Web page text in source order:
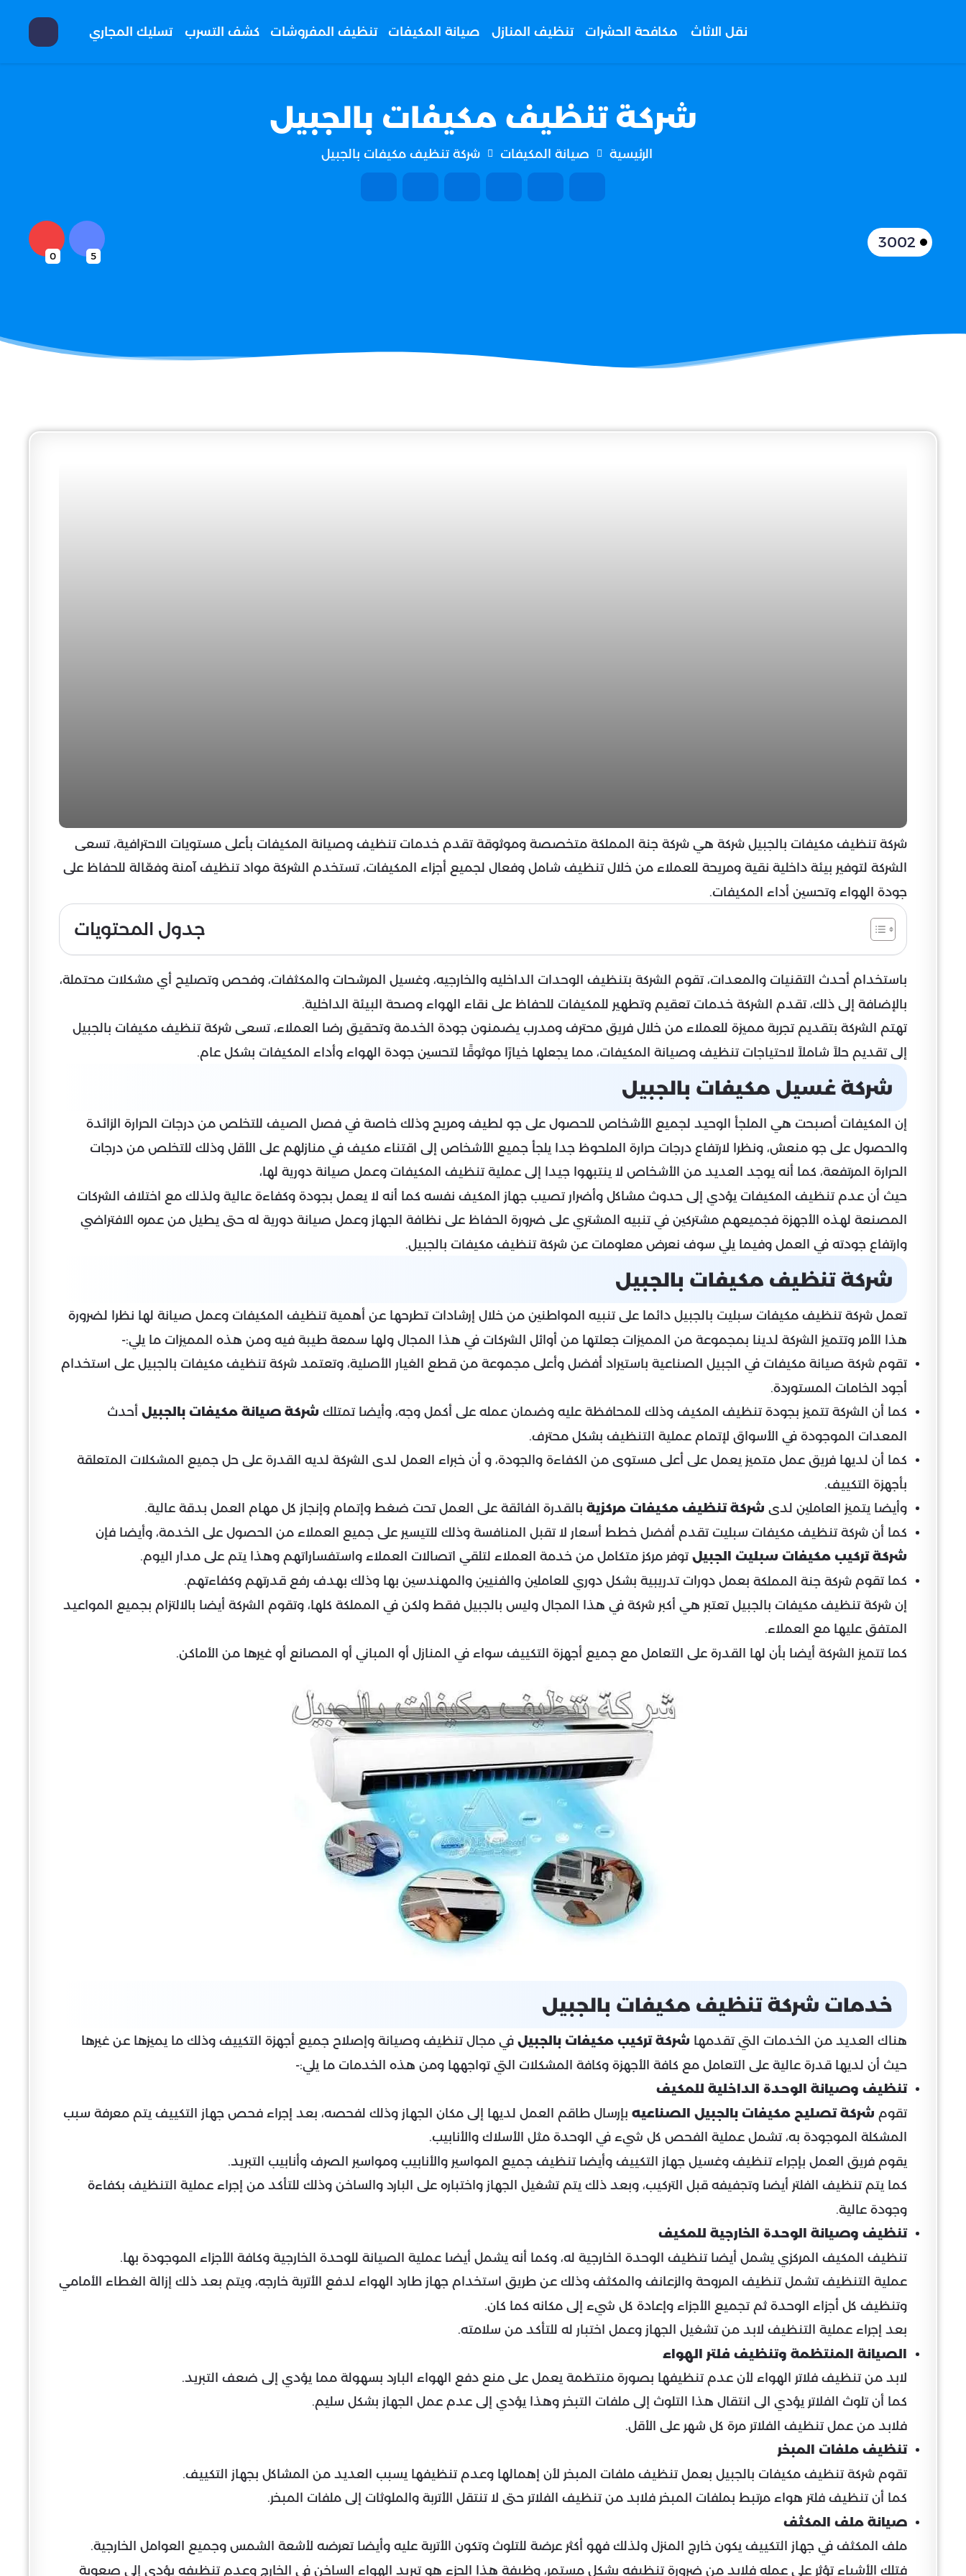
نقل الاثاث مكافحة الحشرات تنظيف المنازل صيانة المكيفات تنظيف المفروشات كشف التسرب تسليك المجاري
شركة تنظيف مكيفات بالجبيل
الرئيسية صيانة المكيفات شركة تنظيف مكيفات بالجبيل
3002
5
0
شركة تنظيف مكيفات بالجبيل شركة هي شركة جنة المملكة متخصصة وموثوقة تقدم خدمات تنظيف وصيانة المكيفات بأعلى مستويات الاحترافية، تسعى
الشركة لتوفير بيئة داخلية نقية ومريحة للعملاء من خلال تنظيف شامل وفعال لجميع أجزاء المكيفات، تستخدم الشركة مواد تنظيف آمنة وفعّالة للحفاظ على
جودة الهواء وتحسين أداء المكيفات.
جدول المحتويات
باستخدام أحدث التقنيات والمعدات، تقوم الشركة بتنظيف الوحدات الداخليه والخارجيه، وغسيل المرشحات والمكثفات، وفحص وتصليح أي مشكلات محتملة،
بالإضافة إلى ذلك، تقدم الشركة خدمات تعقيم وتطهير للمكيفات للحفاظ على نقاء الهواء وصحة البيئة الداخلية.
تهتم الشركة بتقديم تجربة مميزة للعملاء من خلال فريق محترف ومدرب يضمنون جودة الخدمة وتحقيق رضا العملاء، تسعى شركة تنظيف مكيفات بالجبيل
إلى تقديم حلاً شاملاً لاحتياجات تنظيف وصيانة المكيفات، مما يجعلها خيارًا موثوقًا لتحسين جودة الهواء وأداء المكيفات بشكل عام.
شركة غسيل مكيفات بالجبيل
إن المكيفات أصبحت هي الملجأ الوحيد لجميع الأشخاص للحصول على جو لطيف ومريح وذلك خاصة في فصل الصيف للتخلص من درجات الحرارة الزائدة
والحصول على جو منعش، ونظرا لارتفاع درجات حرارة الملحوظ جدا يلجأ جميع الأشخاص إلى اقتناء مكيف في منازلهم على الأقل وذلك للتخلص من درجات
الحرارة المرتفعة، كما أنه يوجد العديد من الأشخاص لا ينتبهوا جيدا إلى عملية تنظيف المكيفات وعمل صيانة دورية لها،
حيث أن عدم تنظيف المكيفات يؤدي إلى حدوث مشاكل وأضرار تصيب جهاز المكيف نفسه كما أنه لا يعمل بجودة وكفاءة عالية ولذلك مع اختلاف الشركات
المصنعة لهذه الأجهزة فجميعهم مشتركين في تنبيه المشتري على ضرورة الحفاظ على نظافة الجهاز وعمل صيانة دورية له حتى يطيل من عمره الافتراضي
وارتفاع جودته في العمل وفيما يلي سوف نعرض معلومات عن شركة تنظيف مكيفات بالجبيل.
شركة تنظيف مكيفات بالجبيل
تعمل شركة تنظيف مكيفات سبليت بالجبيل دائما على تنبيه المواطنين من خلال إرشادات تطرحها عن أهمية تنظيف المكيفات وعمل صيانة لها نظرا لضرورة
هذا الأمر وتتميز الشركة لدينا بمجموعة من المميزات جعلتها من أوائل الشركات في هذا المجال ولها سمعة طيبة فيه ومن هذه المميزات ما يلي:-
تقوم شركة صيانة مكيفات في الجبيل الصناعية باستيراد أفضل وأعلى مجموعة من قطع الغيار الأصلية، وتعتمد شركة تنظيف مكيفات بالجبيل على استخدام
أجود الخامات المستوردة.
كما أن الشركة تتميز بجودة تنظيف المكيف وذلك للمحافظة عليه وضمان عمله على أكمل وجه، وأيضا تمتلك شركة صيانة مكيفات بالجبيل أحدث
المعدات الموجودة في الأسواق لإتمام عملية التنظيف بشكل محترف.
كما أن لديها فريق عمل متميز يعمل على أعلى مستوى من الكفاءة والجودة، و أن خبراء العمل لدى الشركة لديه القدرة على حل جميع المشكلات المتعلقة
بأجهزة التكييف.
وأيضا يتميز العاملين لدى شركة تنظيف مكيفات مركزية بالقدرة الفائقة على العمل تحت ضغط وإتمام وإنجاز كل مهام العمل بدقة عالية.
كما أن شركة تنظيف مكيفات سبليت تقدم أفضل خطط أسعار لا تقبل المنافسة وذلك للتيسير على جميع العملاء من الحصول على الخدمة، وأيضا فإن
شركة تركيب مكيفات سبليت الجبيل توفر مركز متكامل من خدمة العملاء لتلقي اتصالات العملاء واستفساراتهم وهذا يتم على مدار اليوم.
كما تقوم شركة جنة المملكة بعمل دورات تدريبية بشكل دوري للعاملين والفنيين والمهندسين بها وذلك بهدف رفع قدرتهم وكفاءتهم.
إن شركة تنظيف مكيفات بالجبيل تعتبر هي أكبر شركة في هذا المجال وليس بالجبيل فقط ولكن في المملكة كلها، وتقوم الشركة أيضا بالالتزام بجميع المواعيد
المتفق عليها مع العملاء.
كما تتميز الشركة أيضا بأن لها القدرة على التعامل مع جميع أجهزة التكييف سواء في المنازل أو المباني أو المصانع أو غيرها من الأماكن.
خدمات شركة تنظيف مكيفات بالجبيل
هناك العديد من الخدمات التي تقدمها شركة تركيب مكيفات بالجبيل في مجال تنظيف وصيانة وإصلاح جميع أجهزة التكييف وذلك ما يميزها عن غيرها
حيث أن لديها قدرة عالية على التعامل مع كافة الأجهزة وكافة المشكلات التي تواجهها ومن هذه الخدمات ما يلي:-
تنظيف وصيانة الوحدة الداخلية للمكيف
تقوم شركة تصليح مكيفات بالجبيل الصناعيه بإرسال طاقم العمل لديها إلى مكان الجهاز وذلك لفحصه، بعد إجراء فحص جهاز التكييف يتم معرفة سبب
المشكلة الموجودة به، تشمل عملية الفحص كل شيء في الوحدة مثل الأسلاك والأنابيب.
يقوم فريق العمل بإجراء تنظيف وغسيل جهاز التكييف وأيضا تنظيف جميع المواسير والأنابيب ومواسير الصرف وأنابيب التبريد.
كما يتم تنظيف الفلتر أيضا وتجفيفه قبل التركيب، وبعد ذلك يتم تشغيل الجهاز واختباره على البارد والساخن وذلك للتأكد من إجراء عملية التنظيف بكفاءة
وجودة عالية.
تنظيف وصيانة الوحدة الخارجية للمكيف
تنظيف المكيف المركزي يشمل أيضا تنظيف الوحدة الخارجية له، وكما أنه يشمل أيضا عملية الصيانة للوحدة الخارجية وكافة الأجزاء الموجودة بها.
عملية التنظيف تشمل تنظيف المروحة والزعانف والمكثف وذلك عن طريق استخدام جهاز طارد الهواء لدفع الأتربة خارجه، ويتم بعد ذلك إزالة الغطاء الأمامي
وتنظيف كل أجزاء الوحدة ثم تجميع الأجزاء وإعادة كل شيء إلى مكانه كما كان.
بعد إجراء عملية التنظيف لابد من تشغيل الجهاز وعمل اختبار له للتأكد من سلامته.
الصيانة المنتظمة وتنظيف فلتر الهواء
لابد من تنظيف فلاتر الهواء لأن عدم تنظيفها بصورة منتظمة يعمل على منع دفع الهواء البارد بسهولة مما يؤدي إلى ضعف التبريد.
كما أن تلوث الفلاتر يؤدي الى انتقال هذا التلوث إلى ملفات التبخر وهذا يؤدي إلى عدم عمل الجهاز بشكل سليم.
فلابد من عمل تنظيف الفلاتر مرة كل شهر على الأقل.
تنظيف ملفات المبخر
تقوم شركة تنظيف مكيفات بالجبيل بعمل تنظيف ملفات المبخر لأن إهمالها وعدم تنظيفها يسبب العديد من المشاكل بجهاز التكييف.
كما أن تنظيف فلتر هواء مرتبط بملفات المبخر فلابد من تنظيف الفلاتر حتى لا تنتقل الأتربة والملوثات إلى ملفات المبخر.
صيانة ملف المكثف
ملف المكثف في جهاز التكييف يكون خارج المنزل ولذلك فهو أكثر عرضة للتلوث وتكون الأتربة عليه وأيضا تعرضه لأشعة الشمس وجميع العوامل الخارجية.
فتلك الأشياء تؤثر على عمله فلابد من ضرورة تنظيفه بشكل مستمر، وظيفة هذا الجزء هو تبريد الهواء الساخن في الخارج وعدم تنظيفه يؤدي إلى صعوبة